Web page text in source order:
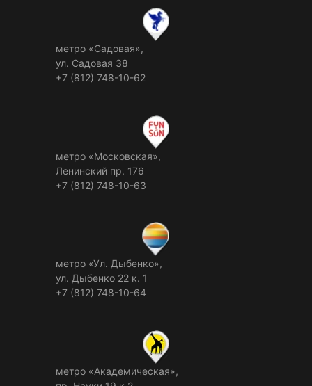
метро «Садовая»,
ул. Садовая 38
+7 (812) 748-10-62
метро «Московская»,
Ленинский пр. 176
+7 (812) 748-10-63
метро «Ул. Дыбенко»,
ул. Дыбенко 22 к. 1
+7 (812) 748-10-64
метро «Академическая»,